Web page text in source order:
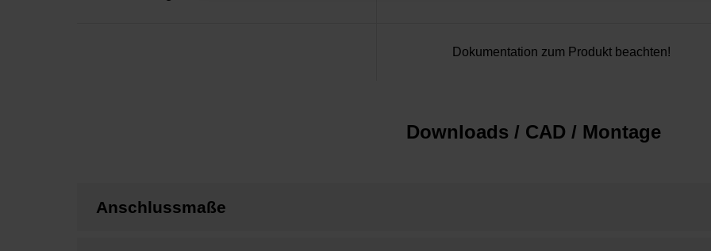
Dokumentation zum Produkt beachten!
Downloads / CAD / Montage
Anschlussmaße